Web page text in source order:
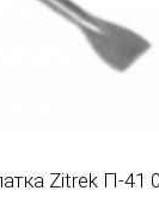
Zitrek П-41